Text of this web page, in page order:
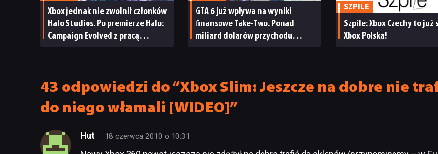
Xbox jednak nie zwolnił członków
Halo Studios. Po premierze Halo:
Campaign Evolved z pracą
GTA 6 już wpływa na wyniki
finansowe Take-Two. Ponad
miliard dolarów przychodu
SZPILE
Szpile: Xbox Czechy to już
Xbox Polska!
43 odpowiedzi do “Xbox Slim: Jeszcze na dobre nie
do niego włamali [WIDEO]”
Hut 18 czerwca 2010 o 10:31